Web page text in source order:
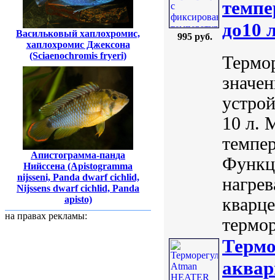
Васильковый хаплохромис,
хаплохромис Джексона
(Sciaenochromis fryeri)
Апистограмма-панда
Нийссена (Apistogramma
nijsseni, Panda dwarf cichlid,
Nijssens dwarf cichlid, Panda
apisto)
на правах рекламы:
995 руб.
до10
10 л.